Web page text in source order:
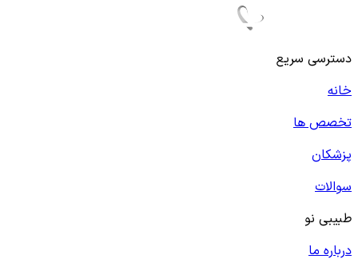
دسترسی سریع
خانه
تخصص ها
پزشکان
سوالات
طبیبی نو
درباره ما